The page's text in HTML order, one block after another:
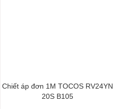
Chiết áp đơn 1M TOCOS RV24YN
20S B105